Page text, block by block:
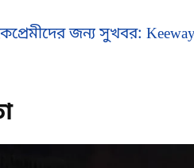
জন্য সুখবর: